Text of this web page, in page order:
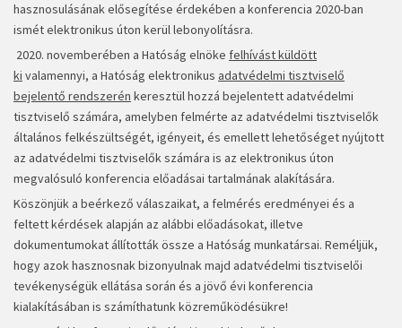
hasznosulásának elősegítése érdekében a konferencia 2020-ban
ismét elektronikus úton kerül lebonyolításra.
2020. novemberében a Hatóság elnöke felhívást küldött
ki valamennyi, a Hatóság elektronikus adatvédelmi tisztviselő
bejelentő rendszerén keresztül hozzá bejelentett adatvédelmi
tisztviselő számára, amelyben felmérte az adatvédelmi tisztviselők
általános felkészültségét, igényeit, és emellett lehetőséget nyújtott
az adatvédelmi tisztviselők számára is az elektronikus úton
megvalósuló konferencia előadásai tartalmának alakítására.
Köszönjük a beérkező válaszaikat, a felmérés eredményei és a
feltett kérdések alapján az alábbi előadásokat, illetve
dokumentumokat állították össze a Hatóság munkatársai. Reméljük,
hogy azok hasznosnak bizonyulnak majd adatvédelmi tisztviselői
tevékenységük ellátása során és a jövő évi konferencia
kialakításában is számíthatunk közreműködésükre!